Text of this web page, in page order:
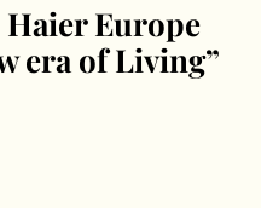
Europe
era of Living”